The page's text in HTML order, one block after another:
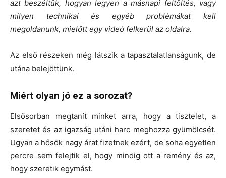
azt beszéltük, hogyan legyen a másnapi feltöltés, vagy
milyen technikai és egyéb problémákat kell
megoldanunk, mielőtt egy videó felkerül az oldalra.
Az első részeken még látszik a tapasztalatlanságunk, de
utána belejöttünk.
Miért olyan jó ez a sorozat?
Elsősorban megtanít minket arra, hogy a tisztelet, a
szeretet és az igazság utáni harc meghozza gyümölcsét.
Ugyan a hősök nagy árat fizetnek ezért, de soha egyetlen
percre sem felejtik el, hogy mindig ott a remény és az,
hogy szeretik egymást.